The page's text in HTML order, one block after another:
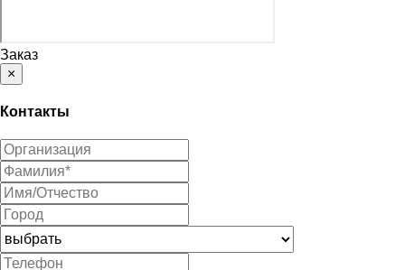
Заказ
×
Контакты